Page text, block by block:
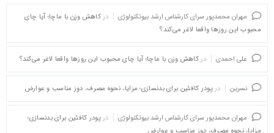
مهران محمدپور سرای کارشناس ارشد بیوتکنولوژی در کاهش وزن با ماچا؛ آیا چای
محبوب این روزها واقعا لاغر می‌کند؟
علی احمدی در کاهش وزن با ماچا؛ آیا چای محبوب این روزها واقعا لاغر می‌کند؟
نسرین در پودر کافئین برای بدنسازی؛ مزایا، نحوه مصرف، دوز مناسب و عوارض
مهران محمدپور سرای کارشناس ارشد بیوتکنولوژی در پودر کافئین برای بدنسازی؛
مزایا، نحوه مصرف، دوز مناسب و عوارض